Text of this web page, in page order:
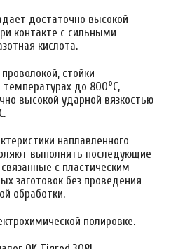
достаточно высокой
контакте с сильными
кислота.
стойки
до 800°С,
высокой ударной вязкостью
наплавленного
выполнять последующие
с пластическим
заготовок без проведения
обработки.
полировке.